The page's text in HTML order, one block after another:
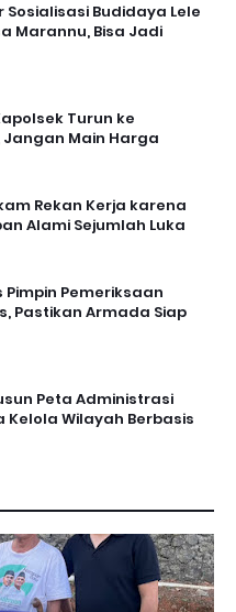
Sosialisasi Budidaya Lele
Marannu, Bisa Jadi
Turun ke
Main Harga
Rekan Kerja karena
Alami Sejumlah Luka
Pimpin Pemeriksaan
Pastikan Armada Siap
Peta Administrasi
Kelola Wilayah Berbasis